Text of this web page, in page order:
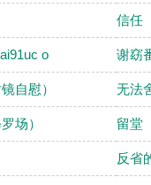
信任
o 谢窈
自慰） 无法
场） 留堂
反省